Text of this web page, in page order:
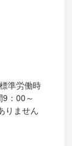
準労働時
：00～
りません